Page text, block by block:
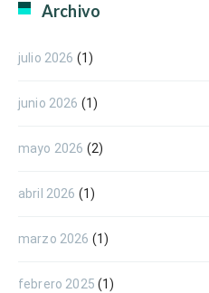
Archivo
julio 2026 (1)
junio 2026 (1)
mayo 2026 (2)
abril 2026 (1)
marzo 2026 (1)
febrero 2025 (1)